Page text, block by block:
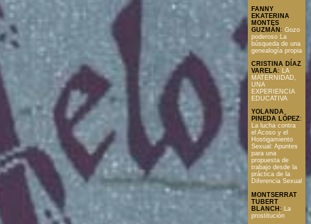
FANNY
EKATERINA
MONTES
GUZMÁN : Gozo
poderoso La
búsqueda de una
genealogía propia
CRISTINA DÍAZ
VARELA: LA
MATERNIDAD,
UNA
EXPERIENCIA
EDUCATIVA
YOLANDA
PINEDA LÓPEZ:
La lucha contra
el Acoso y el
Hostigamiento
Sexual: Apuntes
para una
propuesta de
trabajo desde la
práctica de la
Diferencia Sexual
MONTSERRAT
TUBERT
BLANCH :
La
prostitución